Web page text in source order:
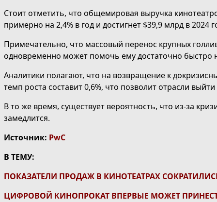
Стоит отметить, что общемировая выручка
примерно на 2,4% в год и достигнет $39,9 млрд в 2024
Примечательно, что массовый перенос крупных
одновременно может помочь ему достаточно быстро
Аналитики полагают, что на возвращение к
темп роста составит 0,6%, что позволит отрасли
В то же время, существует вероятность, что из-за
замедлится.
Источник: PwC
В ТЕМУ:
ПОКАЗАТЕЛИ ПРОДАЖ В КИНОТЕАТРАХ
ЦИФРОВОЙ КИНОПРОКАТ ВПЕРВЫЕ МОЖЕТ